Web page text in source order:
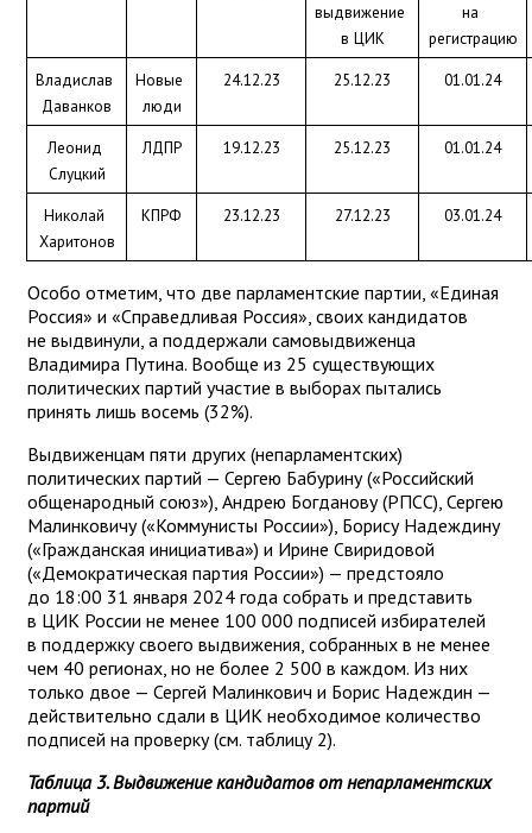
выдвижение
в ЦИК
на
регистрацию
Владислав
Даванков
Новые
люди
24.12.23 25.12.23 01.01.24
Леонид
Слуцкий
ЛДПР 19.12.23 25.12.23 01.01.24
Николай
Харитонов
КПРФ 23.12.23 27.12.23 03.01.24
Особо отметим, что две парламентские партии, «Единая
Россия» и «Справедливая Россия», своих кандидатов
не выдвинули, а поддержали самовыдвиженца
Владимира Путина. Вообще из 25 существующих
политических партий участие в выборах пытались
принять лишь восемь (32%).
Выдвиженцам пяти других (непарламентских)
политических партий — Сергею Бабурину («Российский
общенародный союз»), Андрею Богданову (РПСС), Сергею
Малинковичу («Коммунисты России»), Борису Надеждину
(«Гражданская инициатива») и Ирине Свиридовой
(«Демократическая партия России») — предстояло
до 18:00 31 января 2024 года собрать и представить
в ЦИК России не менее 100 000 подписей избирателей
в поддержку своего выдвижения, собранных в не менее
чем 40 регионах, но не более 2 500 в каждом. Из них
только двое — Сергей Малинкович и Борис Надеждин —
действительно сдали в ЦИК необходимое количество
подписей на проверку (см. таблицу 2).
Таблица 3. Выдвижение кандидатов от непарламентских
партий